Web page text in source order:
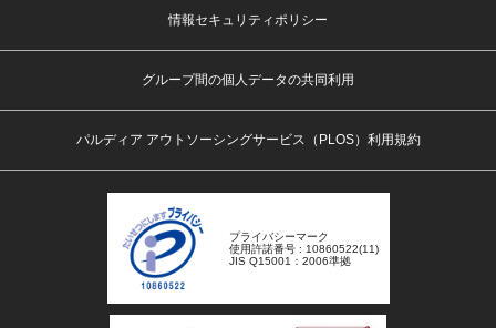
情報セキュリティポリシー
グループ間の個人データの共同利用
パルディア アウトソーシングサービス（PLOS）利用規約
プライバシーマーク
使用許諾番号 : 10860522(11)
JIS Q15001：2006準拠